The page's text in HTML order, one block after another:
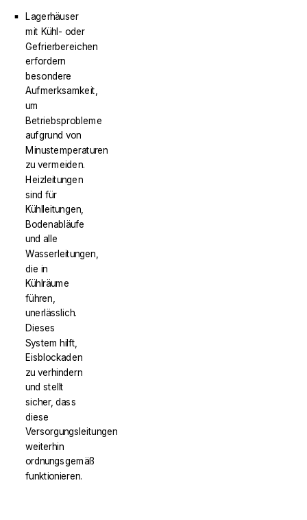
Lagerhäuser
mit Kühl- oder
Gefrierbereichen
erfordern
besondere
Aufmerksamkeit,
um
Betriebsprobleme
aufgrund von
Minustemperaturen
zu vermeiden.
Heizleitungen
sind für
Kühlleitungen,
Bodenabläufe
und alle
Wasserleitungen,
die in
Kühlräume
führen,
unerlässlich.
Dieses
System hilft,
Eisblockaden
zu verhindern
und stellt
sicher, dass
diese
Versorgungsleitungen
weiterhin
ordnungsgemäß
funktionieren.